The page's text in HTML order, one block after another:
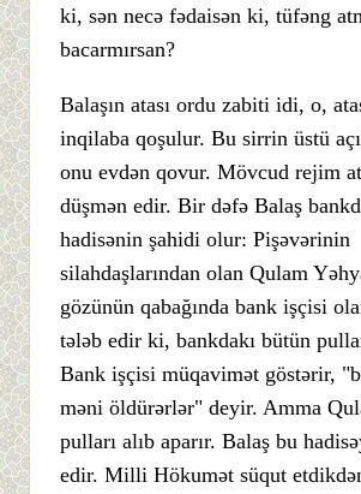
ki, sən necə fədaisən ki, tüfəng
bacarmırsan?
Balaşın atası ordu zabiti idi, o,
inqilaba qoşulur. Bu sirrin üstü
onu evdən qovur. Mövcud rejim
düşmən edir. Bir dəfə Balaş
hadisənin şahidi olur: Pişəvərinin
silahdaşlarından olan Qulam
gözünün qabağında bank işçisi
tələb edir ki, bankdakı bütün
Bank işçisi müqavimət göstərir,
məni öldürərlər" deyir. Amma
pulları alıb aparır. Balaş bu
edir. Milli Hökumət süqut